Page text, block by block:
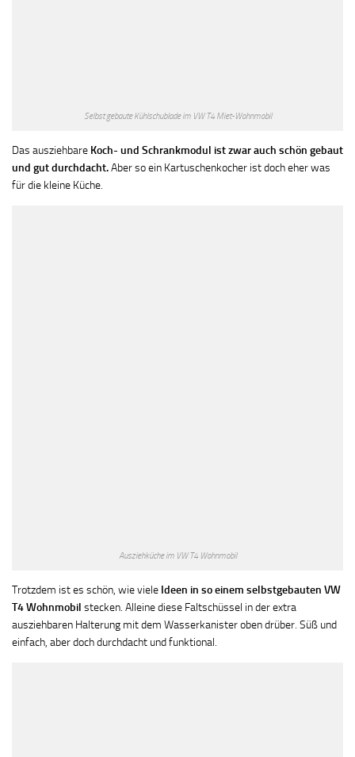
Selbst gebaute Kühlschublade im VW T4 Miet-Wohnmobil
Das ausziehbare Koch- und Schrankmodul ist zwar auch schön gebaut
und gut durchdacht.Aber so ein Kartuschenkocher ist doch eher was
für die kleine Küche.
Ausziehküche im VW T4 Wohnmobil
Trotzdem ist es schön, wie viele Ideen in so einem selbstgebauten VW
T4 Wohnmobil stecken. Alleine diese Faltschüssel in der extra
ausziehbaren Halterung mit dem Wasserkanister oben drüber. Süß und
einfach, aber doch durchdacht und funktional.